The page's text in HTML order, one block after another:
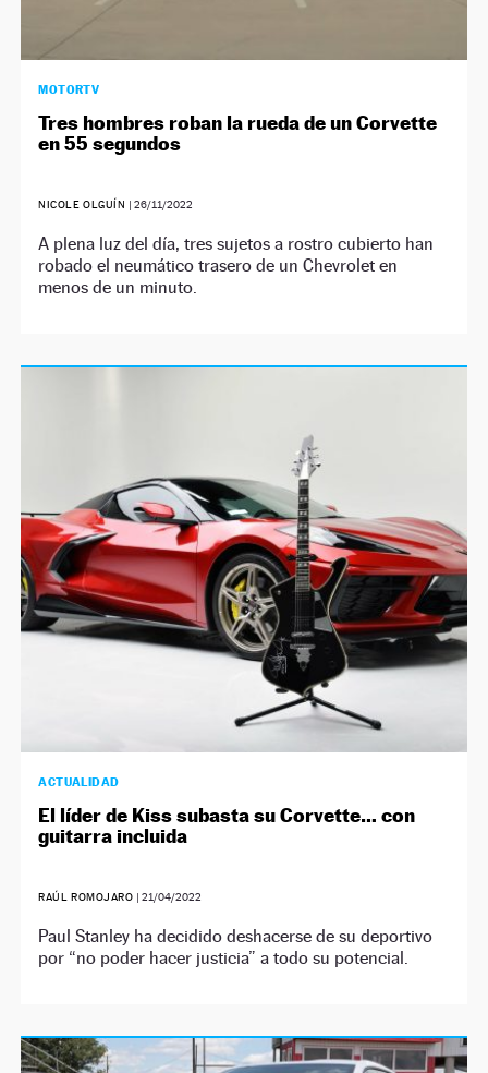
MOTORTV
Tres hombres roban la rueda de un Corvette
en 55 segundos
NICOLE OLGUÍN |26/11/2022
A plena luz del día, tres sujetos a rostro cubierto han
robado el neumático trasero de un Chevrolet en
menos de un minuto.
ACTUALIDAD
El líder de Kiss subasta su Corvette… con
guitarra incluida
RAÚL ROMOJARO |21/04/2022
Paul Stanley ha decidido deshacerse de su deportivo
por “no poder hacer justicia” a todo su potencial.